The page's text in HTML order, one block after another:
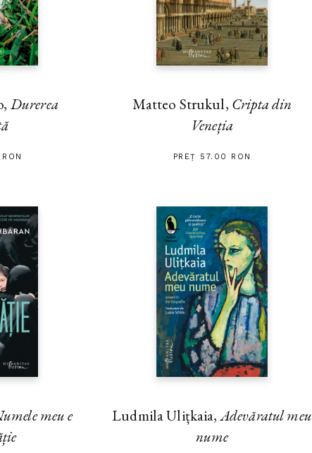
Durerea
Matteo Strukul, Cripta din
Veneția
PREȚ 57.00 RON
meu e
Ludmila Ulițkaia,Adevăratul meu
nume